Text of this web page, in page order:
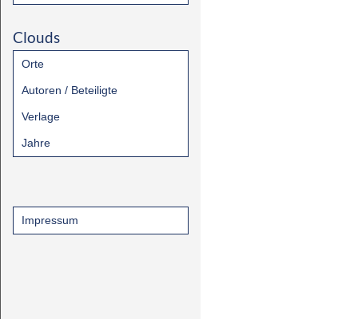
Clouds
Orte
Autoren / Beteiligte
Verlage
Jahre
Impressum